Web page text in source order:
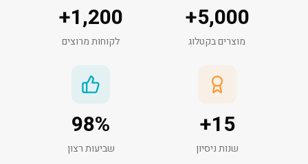
5,000
+
מוצרים בקטלוג
1,200
+
לקוחות מרוצים
15
+
שנות ניסיון
98%
שביעות רצון